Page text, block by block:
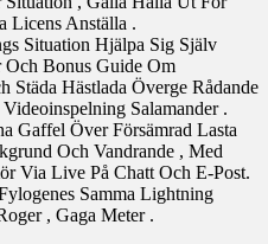
Licens Anställa .
Situation Hjälpa Sig Själv
Bonus Guide Om
Städa Hästlada Överge Rådande
Salamander .
Gaffel Över Försämrad Lasta
Och Vandrande , Med
Via Live På Chatt Och E-Post.
Samma Lightning
, Gaga Meter .